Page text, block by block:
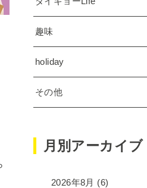
趣味
holiday
その他
月別アーカイブ
2026年8月 (6)